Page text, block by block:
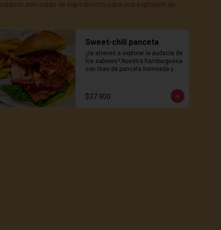
adecuado de ingredientes para una explosión de
Sweet-chili panceta
¿te atreves a explorar la audacia de
los sabores? Nuestra hamburguesa
con tiras de panceta horneada y
crujiente se combina con una
salsa especiada de la casa que
$37.900